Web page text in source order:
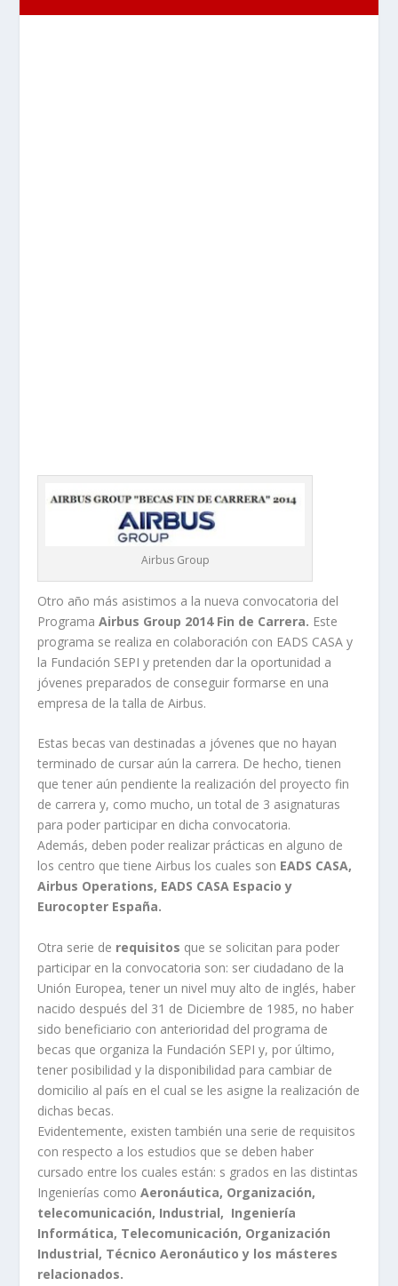
Airbus Group
Otro año más asistimos a la nueva convocatoria del
ProgramaAirbus Group 2014 Fin de Carrera. Este
programa se realiza en colaboración con EADS CASA y
la Fundación SEPI y pretenden dar la oportunidad a
jóvenes preparados de conseguir formarse en una
empresa de la talla de Airbus.
Estas becas van destinadas a jóvenes que no hayan
terminado de cursar aún la carrera. De hecho, tienen
que tener aún pendiente la realización del proyecto fin
de carrera y, como mucho, un total de 3 asignaturas
para poder participar en dicha convocatoria.
Además, deben poder realizar prácticas en alguno de
los centro que tiene Airbus los cuales son EADS CASA,
Airbus Operations, EADS CASA Espacio y
Eurocopter España.
Otra serie de requisitos que se solicitan para poder
participar en la convocatoria son: ser ciudadano de la
Unión Europea, tener un nivel muy alto de inglés, haber
nacido después del 31 de Diciembre de 1985, no haber
sido beneficiario con anterioridad del programa de
becas que organiza la Fundación SEPI y, por último,
tener posibilidad y la disponibilidad para cambiar de
domicilio al país en el cual se les asigne la realización de
dichas becas.
Evidentemente, existen también una serie de requisitos
con respecto a los estudios que se deben haber
cursado entre los cuales están: s grados en las distintas
Ingenierías comoAeronáutica, Organización,
telecomunicación, Industrial, Ingeniería
Informática, Telecomunicación, Organización
Industrial, Técnico Aeronáutico y los másteres
relacionados.